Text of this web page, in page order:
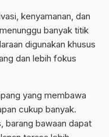
kenyamanan, dan
banyak titik
digunakan khusus
dan lebih fokus
yang membawa
cukup banyak.
barang bawaan dapat